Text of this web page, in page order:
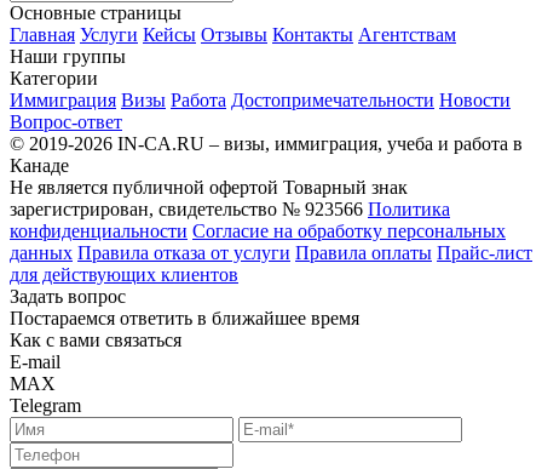
Основные страницы
Главная Услуги Кейсы Отзывы Контакты Агентствам
Наши группы
Категории
Иммиграция Визы Работа Достопримечательности Новости
Вопрос-ответ
© 2019-2026 IN-CA.RU – визы, иммиграция, учеба и работа в
Канаде
Не является публичной офертой Товарный знак
зарегистрирован, свидетельство № 923566 Политика
конфиденциальности Согласие на обработку персональных
данных Правила отказа от услуги Правила оплаты Прайс-лист
для действующих клиентов
Задать вопрос
Постараемся ответить в ближайшее время
Как с вами связаться
E-mail
MAX
Telegram